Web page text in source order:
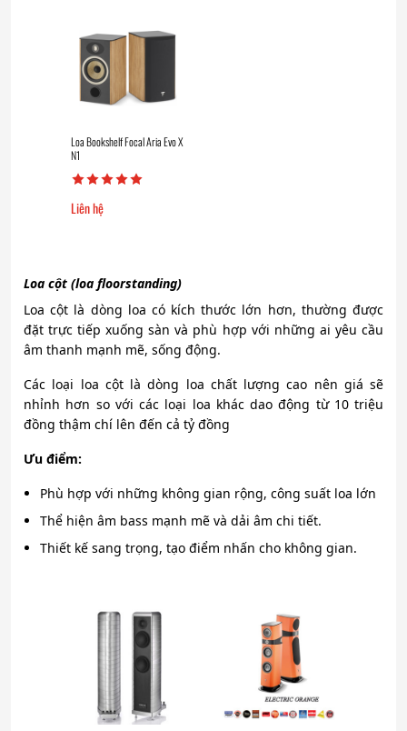
Loa Bookshelf Focal Aria Evo X
N1
Liên hệ
Loa cột (loa floorstanding)
Loa cột là dòng loa có kích thước lớn hơn, thường được
đặt trực tiếp xuống sàn và phù hợp với những ai yêu cầu
âm thanh mạnh mẽ, sống động.
Các loại loa cột là dòng loa chất lượng cao nên giá sẽ
nhỉnh hơn so với các loại loa khác dao động từ 10 triệu
đồng thậm chí lên đến cả tỷ đồng
Ưu điểm:
Phù hợp với những không gian rộng, công suất loa lớn
Thể hiện âm bass mạnh mẽ và dải âm chi tiết.
Thiết kế sang trọng, tạo điểm nhấn cho không gian.